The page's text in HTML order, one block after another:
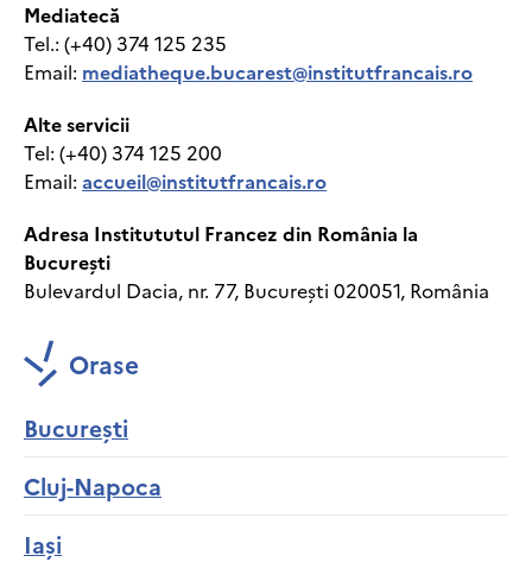
Mediatecă
Tel.: (+40) 374 125 235
Email: mediatheque.bucarest@institutfrancais.ro
Alte servicii
Tel: (+40) 374 125 200
Email: accueil@institutfrancais.ro
Adresa Institututul Francez din România la
București
Bulevardul Dacia, nr. 77, București 020051, România
Orase
București
Cluj-Napoca
Iași